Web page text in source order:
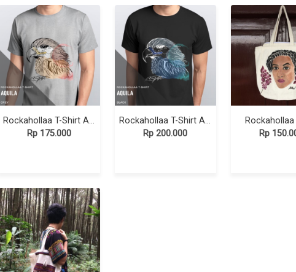
Rockahollaa T-Shirt Aquila available in 2 colors
Rp 175.000
Rockahollaa T-Shirt Aquila Black
Rp 200.000
Rp